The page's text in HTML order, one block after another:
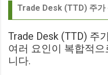
Trade Desk (TTD) 주가
Trade Desk (TTD) 주
여러 요인이 복합적
니다.